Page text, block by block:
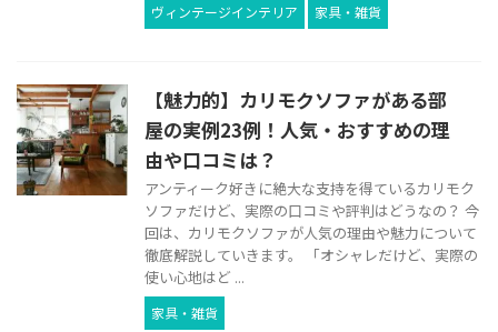
ヴィンテージインテリア 家具・雑貨
【魅力的】カリモクソファがある部
屋の実例23例！人気・おすすめの理
由や口コミは？
アンティーク好きに絶大な支持を得ているカリモク
ソファだけど、実際の口コミや評判はどうなの？ 今
回は、カリモクソファが人気の理由や魅力について
徹底解説していきます。 「オシャレだけど、実際の
使い心地はど ...
家具・雑貨